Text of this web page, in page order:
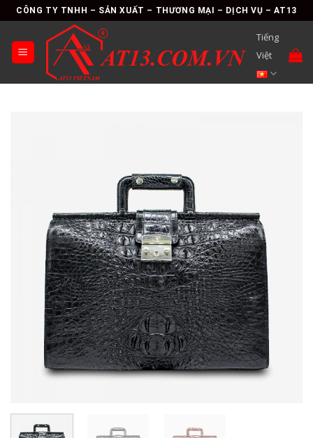
Skip
to
content
CÔNG TY TNHH – SẢN XUẤT – THƯƠNG MẠI – DỊCH VỤ – AT13
Tiếng
Việt